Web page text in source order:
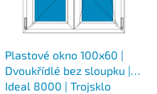
Plastové okno 100x60 |
Dvoukřídlé bez sloupku |
Ideal 8000 | Trojsklo